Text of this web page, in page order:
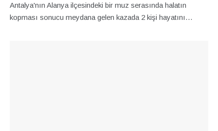
Antalya'nın Alanya ilçesindeki bir muz serasında halatın
kopması sonucu meydana gelen kazada 2 kişi hayatını…